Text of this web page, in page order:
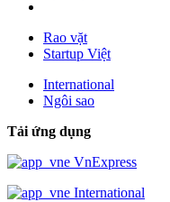
Rao vặt
Startup Việt
International
Ngôi sao
Tải ứng dụng
VnExpress
International